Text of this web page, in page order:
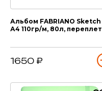
Альбом FABRIANO Sketch
А4 110гр/м, 80л, переплет
1650 ₽